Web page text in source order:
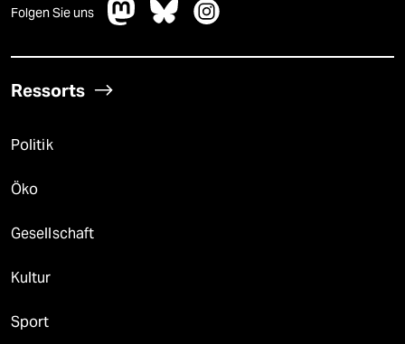
Folgen Sie uns
Ressorts
Politik
Öko
Gesellschaft
Kultur
Sport